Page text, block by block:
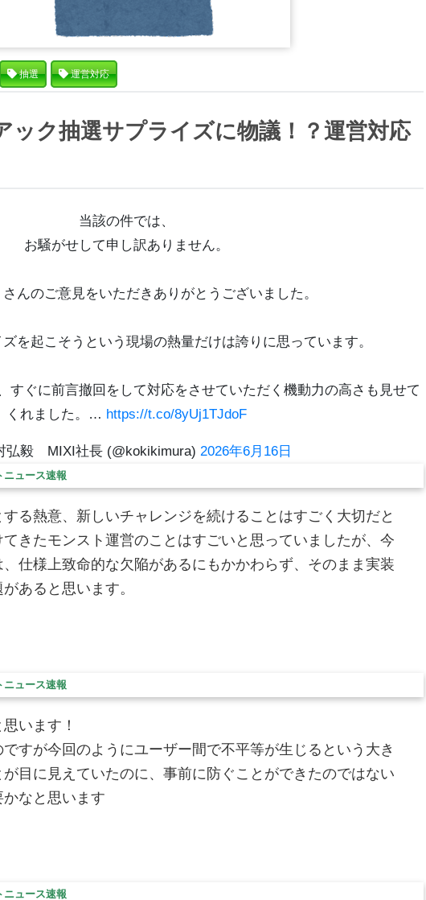
抽選 運営対応
ック抽選サプライズに物議！？運営対応
当該の件では、
お騒がせして申し訳ありません。
んのご意見をいただきありがとうございました。
を起こそうという現場の熱量だけは誇りに思っています。
すぐに前言撤回をして対応をさせていただく機動力の高さも見せて
くれました。… https://t.co/8yUj1TJdoF
毅 MIXI社長 (@kokikimura) 2026年6月16日
ニュース速報
る熱意、新しいチャレンジを続けることはすごく大切だと
きたモンスト運営のことはすごいと思っていましたが、今
仕様上致命的な欠陥があるにもかかわらず、そのまま実装
あると思います。
ニュース速報
います！
すが今回のようにユーザー間で不平等が生じるという大き
目に見えていたのに、事前に防ぐことができたのではない
なと思います
ニュース速報